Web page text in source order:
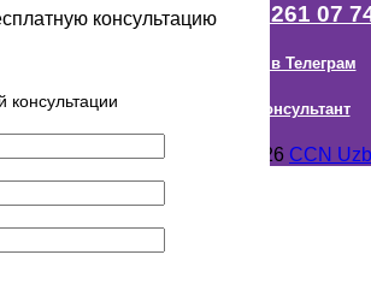
+998 (98) 261 07
Наш канал в Телеграм
Онлайн Консультант
Авторское право © 2018- 2026 CCN
консультацию
консультации